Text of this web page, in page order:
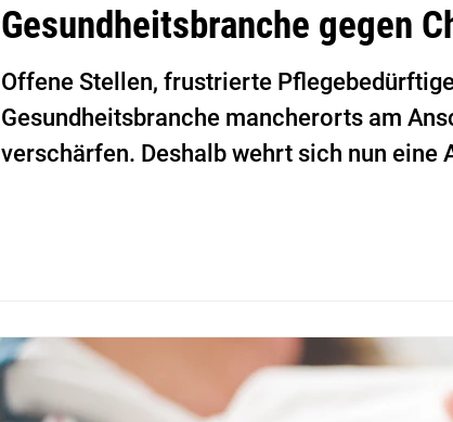
Gesundheitsbranche gegen
Offene Stellen, frustrierte
Gesundheitsbranche mancherorts am
verschärfen. Deshalb wehrt sich nun eine